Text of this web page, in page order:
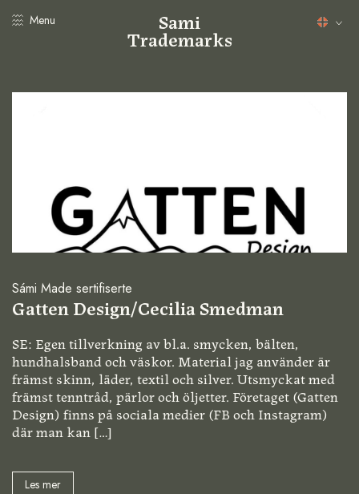
Menu Sami
Trademarks
Sámi Made sertifiserte
Gatten Design/Cecilia Smedman
SE: Egen tillverkning av bl.a. smycken, bälten,
hundhalsband och väskor. Material jag använder är
främst skinn, läder, textil och silver. Utsmyckat med
främst tenntråd, pärlor och öljetter. Företaget (Gatten
Design) finns på sociala medier (FB och Instagram)
där man kan […]
Les mer